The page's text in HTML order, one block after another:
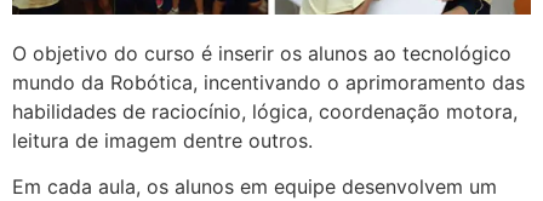
O objetivo do curso é inserir os alunos ao tecnológico
mundo da Robótica, incentivando o aprimoramento das
habilidades de raciocínio, lógica, coordenação motora,
leitura de imagem dentre outros.
Em cada aula, os alunos em equipe desenvolvem um